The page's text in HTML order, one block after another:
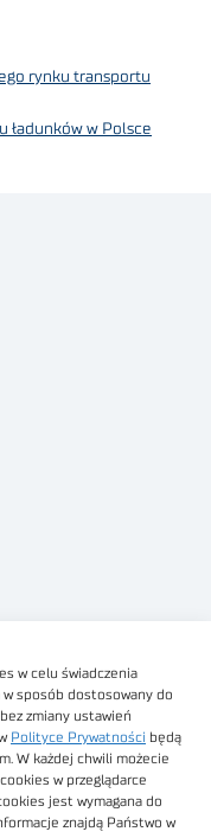
w celu świadczenia
w sposób dostosowany do
zmiany ustawień
Polityce Prywatności będą
W każdej chwili możecie
w przeglądarce
jest wymagana do
znajdą Państwo w
rynku transportu
ładunków w Polsce